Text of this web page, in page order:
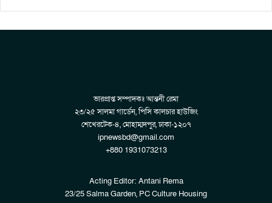
ভারপ্রাপ্ত সম্পাদকঃ আন্তনী রেমা
২৩/২৫ সালমা গার্ডেন, পিসি কালচার হাউজিং
শেখেরটেক-৪, মোহাম্মদপুর, ঢাকা-১২০৭
ipnewsbd@gmail.com
+880 1931073213
Acting Editor: Antani Rema
23/25 Salma Garden, PC Culture Housing